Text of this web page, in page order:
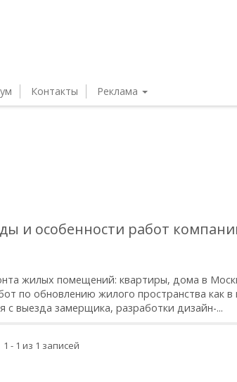
Контакты Реклама
и особенности работ
жилых помещений: квартиры, дома в
по обновлению жилого пространства как в
с выезда замерщика, разработки дизайн-...
1 - 1 из 1 записей